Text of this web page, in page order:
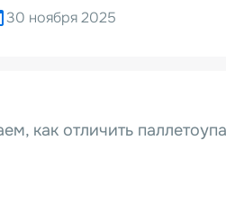
30 ноября 2025
как отличить